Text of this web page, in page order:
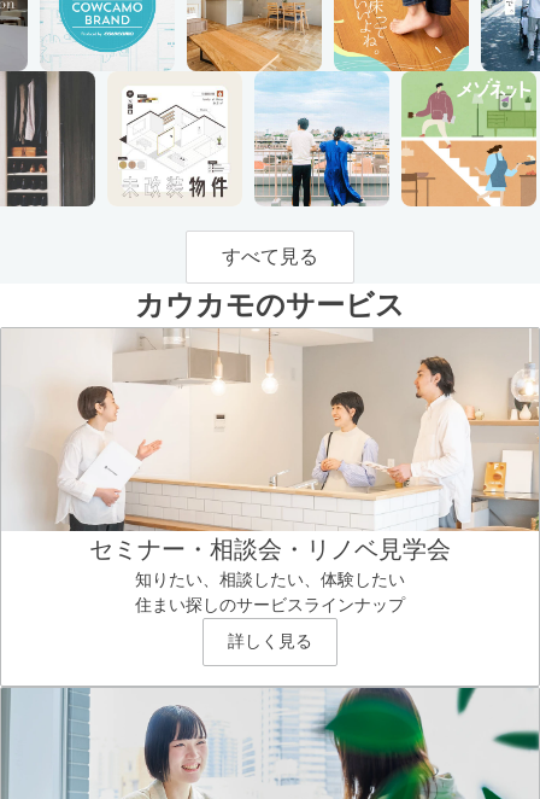
すべて見る
カウカモのサービス
セミナー・相談会・リノベ見学会
知りたい、相談したい、体験したい
住まい探しのサービスラインナップ
詳しく見る